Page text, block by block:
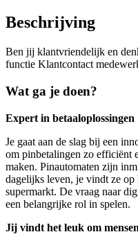
Beschrijving
Ben jij klantvriendelijk en
functie Klantcontact
Wat ga je doen?
Expert in betaaloplossingen
Je gaat aan de slag bij een
om pinbetalingen zo efficiënt
maken. Pinautomaten zijn
dagelijks leven, je vindt ze op
supermarkt. De vraag naar
een belangrijke rol in spelen.
Jij vindt het leuk om